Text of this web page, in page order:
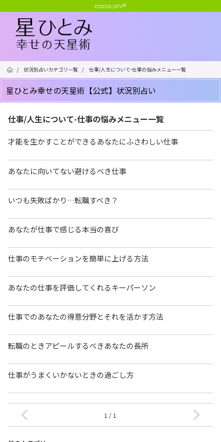
/ 状況別占いカテゴリ一覧 / 仕事/人生について-仕事の悩みメニュー一覧
星ひとみ幸せの天星術【公式】状況別占い
仕事/人生について-仕事の悩みメニュー一覧
才能を生かすことができるあなたにふさわしい仕事
あなたに向いてない避けるべき仕事
いつも失敗ばかり…転職すべき？
あなたが仕事で感じる本当の喜び
仕事のモチベーションを簡単に上げる方法
あなたの仕事を評価してくれるキーパーソン
仕事でのあなたの得意分野とそれを活かす方法
転職のときアピールするべきあなたの長所
仕事がうまくいかないときの過ごし方
1 / 1